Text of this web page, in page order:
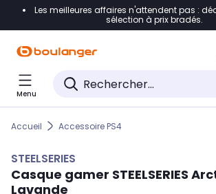
Accéder directement à la navigation
Accéder directement au pied de page
Accéder directement au chatbot
Les meilleures affaires n'attendent pas :
sélection à prix bradés.
Menu
Accueil Accessoire PS4
STEELSERIES
Casque gamer STEELSERIES
Lavande